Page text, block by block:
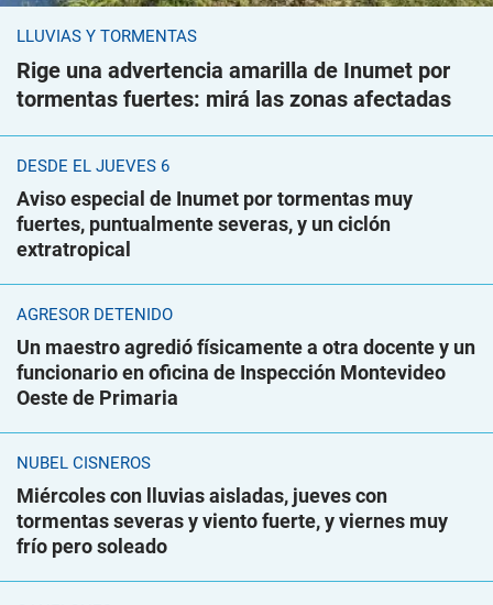
LLUVIAS Y TORMENTAS
Rige una advertencia amarilla de Inumet por
tormentas fuertes: mirá las zonas afectadas
DESDE EL JUEVES 6
Aviso especial de Inumet por tormentas muy
fuertes, puntualmente severas, y un ciclón
extratropical
AGRESOR DETENIDO
Un maestro agredió físicamente a otra docente y un
funcionario en oficina de Inspección Montevideo
Oeste de Primaria
NUBEL CISNEROS
Miércoles con lluvias aisladas, jueves con
tormentas severas y viento fuerte, y viernes muy
frío pero soleado